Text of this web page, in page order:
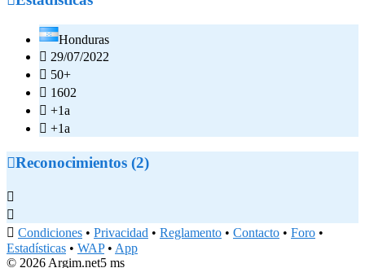
Honduras
 29/07/2022
 50+
 1602
 +1a
 +1a
Reconocimientos (2)


 Condiciones • Privacidad • Reglamento • Contacto • Foro •
Estadísticas • WAP• App
© 2026 Argim.net5 ms